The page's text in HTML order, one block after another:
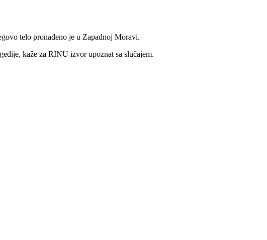
telo pronađeno je u Zapadnoj Moravi.
kaže za RINU izvor upoznat sa slučajem.